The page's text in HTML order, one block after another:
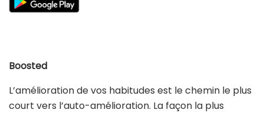
Boosted
L’amélioration de vos habitudes est le chemin le plus
court vers l’auto-amélioration. La façon la plus